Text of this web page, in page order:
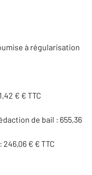
à régularisation
€ € TTC
de bail : 655,36
€ € TTC